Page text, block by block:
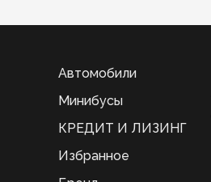
Автомобили
Минибусы
КРЕДИТ И ЛИЗИНГ
Избранное